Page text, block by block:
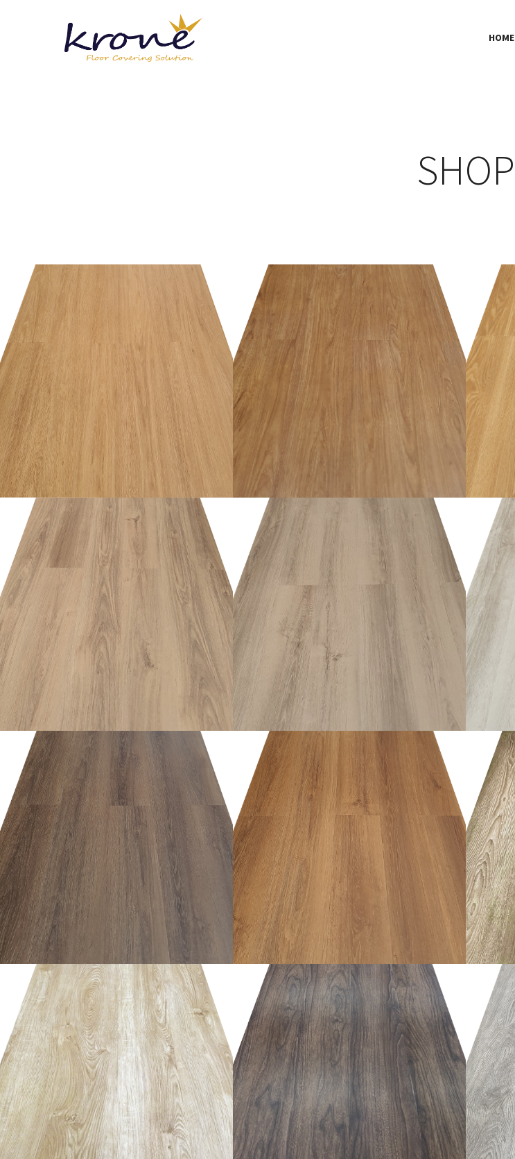
HOME
SHOP
อ่านเพิ่ม
อ่านเพิ่ม
อ่านเพิ่ม อ่านเพิ่ม